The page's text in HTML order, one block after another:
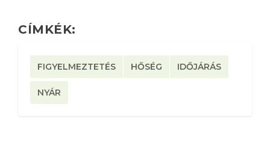
CÍMKÉK:
FIGYELMEZTETÉS HŐSÉG IDŐJÁRÁS
NYÁR